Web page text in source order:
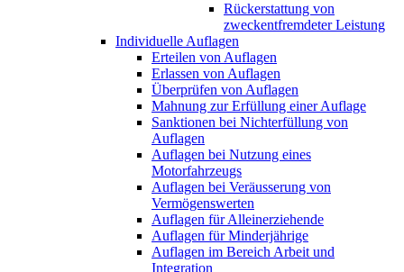
Rückerstattung von
zweckentfremdeter Leistung
Individuelle Auflagen
Erteilen von Auflagen
Erlassen von Auflagen
Überprüfen von Auflagen
Mahnung zur Erfüllung einer Auflage
Sanktionen bei Nichterfüllung von
Auflagen
Auflagen bei Nutzung eines
Motorfahrzeugs
Auflagen bei Veräusserung von
Vermögenswerten
Auflagen für Alleinerziehende
Auflagen für Minderjährige
Auflagen im Bereich Arbeit und
Integration